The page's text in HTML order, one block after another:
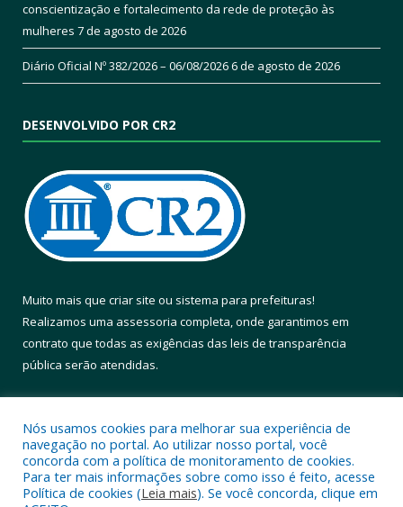
conscientização e fortalecimento da rede de proteção às
mulheres 7 de agosto de 2026
Diário Oficial Nº 382/2026 – 06/08/20266 de agosto de 2026
DESENVOLVIDO POR CR2
Muito mais que criar site ou sistema para prefeituras!
Realizamos uma assessoria completa, onde garantimos em
contrato que todas as exigências das leis de transparência
pública serão atendidas.
Todos os direitos reservados a Prefeitura Municipal de Altamira.
Nós usamos cookies para melhorar sua experiência de
navegação no portal. Ao utilizar nosso portal, você
concorda com a política de monitoramento de cookies.
Para ter mais informações sobre como isso é feito, acesse
Política de cookies (Leia mais). Se você concorda, clique em